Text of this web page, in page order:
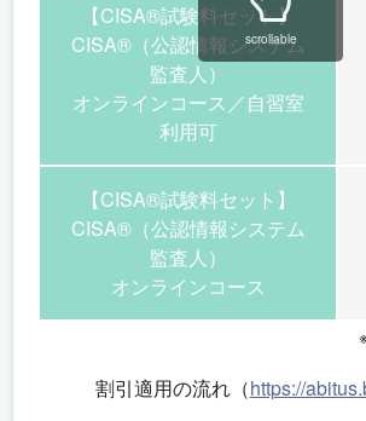
【CISA®試験料セット】
CISA®（公認情報システム
監査人）
オンラインコース／自習室
利用可
【CISA®試験料セット】
CISA®（公認情報システム
監査人）
オンラインコース
scrollable
割引適用の流れ（https://